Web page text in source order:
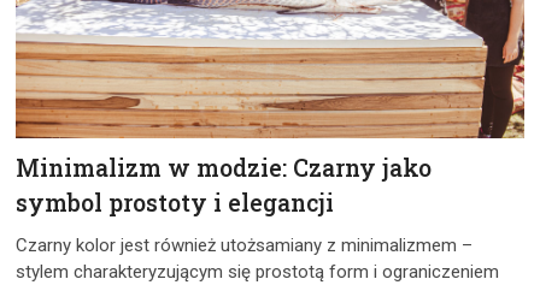
Minimalizm w modzie: Czarny jako
symbol prostoty i elegancji
Czarny kolor jest również utożsamiany z minimalizmem –
stylem charakteryzującym się prostotą form i ograniczeniem